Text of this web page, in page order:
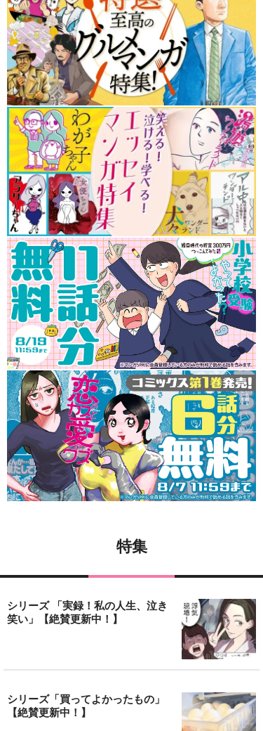
特集
シリーズ 「実録！私の人生、泣き
笑い」【絶賛更新中！】
シリーズ「買ってよかったもの」
【絶賛更新中！】